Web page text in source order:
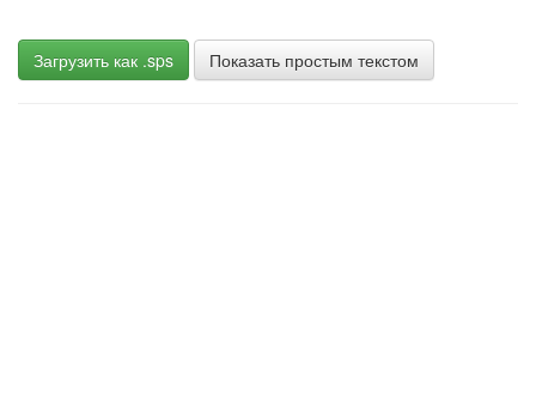
Загрузить как .sps Показать простым текстом